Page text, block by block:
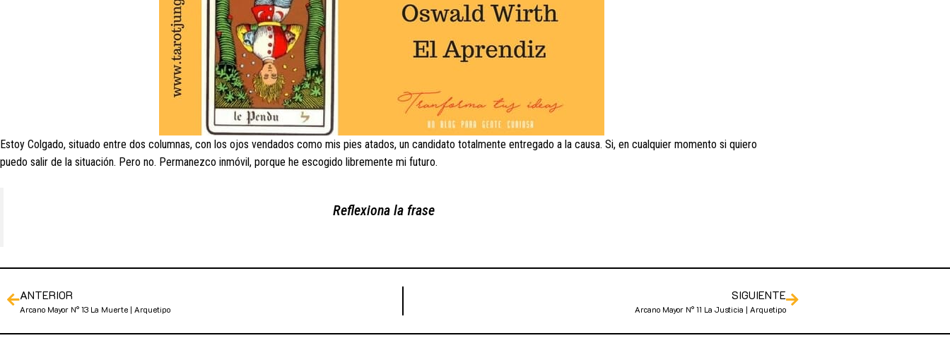
Estoy Colgado, situado entre dos columnas, con los ojos vendados como mis pies atados, un candidato totalmente entregado a la causa. Si, en cualquier momento si quiero
puedo salir de la situación. Pero no. Permanezco inmóvil, porque he escogido libremente mi futuro.
Reflexiona la frase
ANTERIOR
Arcano Mayor N° 13 La Muerte | Arquetipo
SIGUIENTE
Arcano Mayor N° 11 La Justicia | Arquetipo